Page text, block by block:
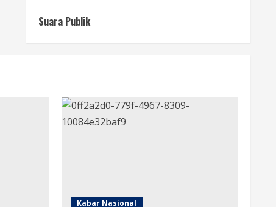
Suara Publik
Kabar Nasional